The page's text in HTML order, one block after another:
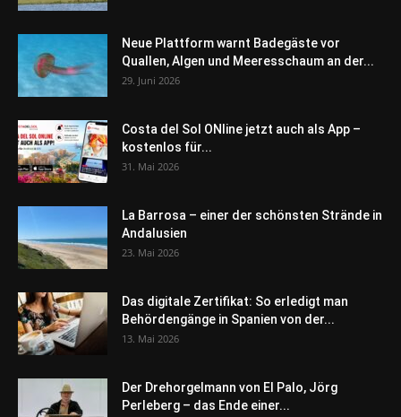
Neue Plattform warnt Badegäste vor
Quallen, Algen und Meeresschaum an der...
29. Juni 2026
Costa del Sol ONline jetzt auch als App –
kostenlos für...
31. Mai 2026
La Barrosa – einer der schönsten Strände in
Andalusien
23. Mai 2026
Das digitale Zertifikat: So erledigt man
Behördengänge in Spanien von der...
13. Mai 2026
Der Drehorgelmann von El Palo, Jörg
Perleberg – das Ende einer...